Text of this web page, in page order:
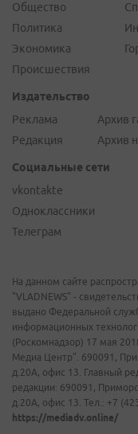
Общество
Политика
Экономика
Происшествия
Издательство
Реклама
Редакция
Архив
Архив
Социальные сети
vkontakte
Одноклассники
Телеграм
На данном сайте
"VLADNEWS" -
выдано Федеральной
информационных
(Роскомнадзор) 17 мая
Медиа Центр". 690091,
д.20А, офис 13. Главный
редакции: 690091,
д.20А, офис 13. Тел.: +7
https://mediadv.online/